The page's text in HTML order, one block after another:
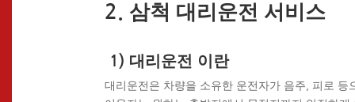
2. 삼척 대리운전 서비스
1) 대리운전 이란
대리운전은 차량을 소유한 운전자가 음주, 피로